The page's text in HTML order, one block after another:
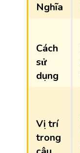
Nghĩa
Cách
sử
dụng
Vị trí
trong